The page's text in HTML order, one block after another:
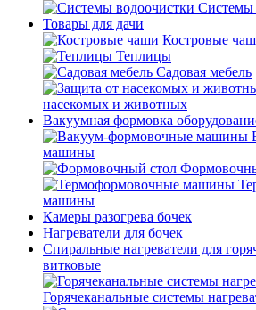
Системы
Товары для дачи
Костровые
Теплицы
Садовая мебель
насекомых и животных
Вакуумная формовка
машины
машины
Камеры разогрева бочек
Нагреватели для бочек
Спиральные нагреватели для
витковые
Горячеканальные системы